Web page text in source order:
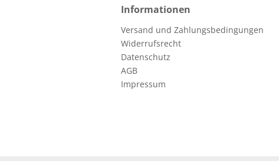
Informationen
Versand und Zahlungsbedingungen
Widerrufsrecht
Datenschutz
AGB
Impressum